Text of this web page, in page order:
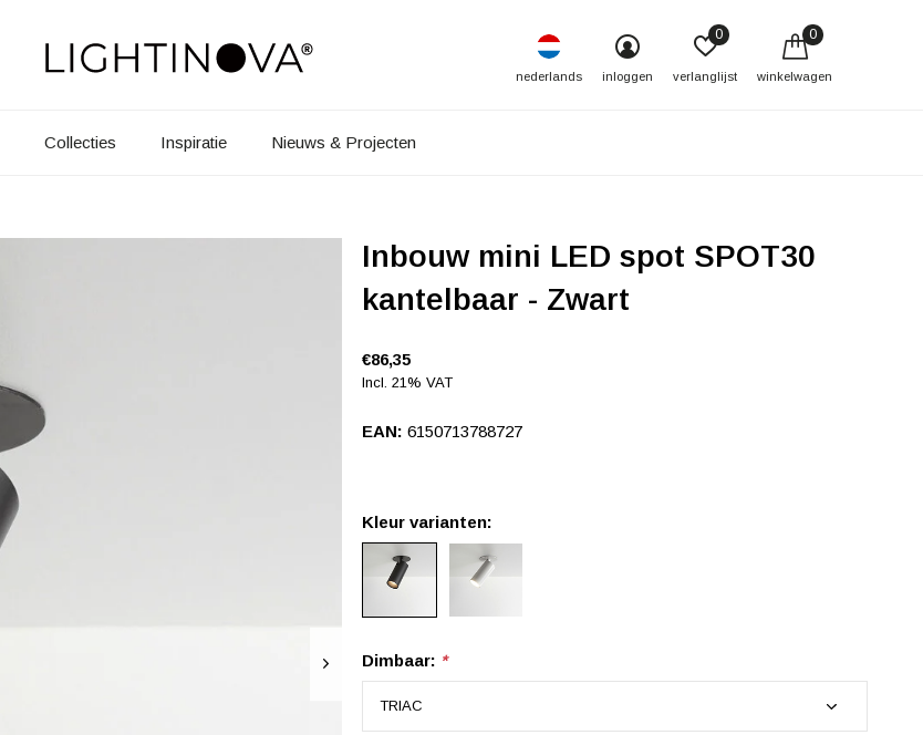
Collecties Inspiratie Nieuws & Projecten
nederlands inloggen verlanglijst
0
winkelwagen
0
Inbouw mini LED spot SPOT30
kantelbaar - Zwart
€86,35
Incl. 21% VAT
EAN: 6150713788727
Kleur varianten:
Dimbaar: *